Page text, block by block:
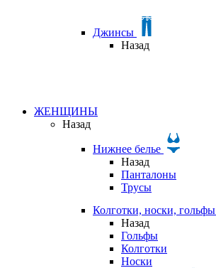
Джинсы
Назад
ЖЕНЩИНЫ
Назад
Нижнее белье
Назад
Панталоны
Трусы
Колготки, носки, гольфы
Назад
Гольфы
Колготки
Носки